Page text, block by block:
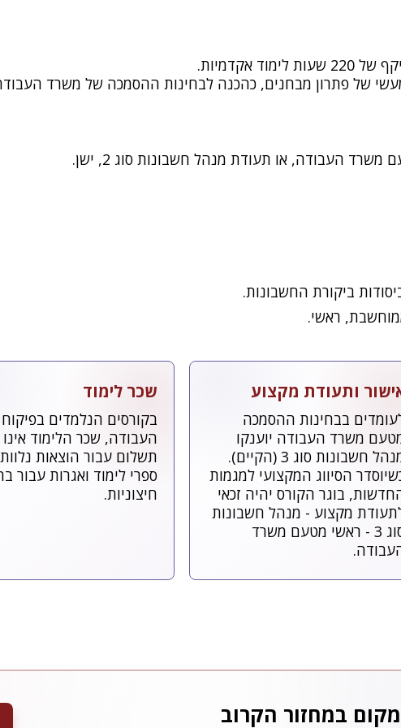
מעשי של פתרון מבחנים, כהכנה לבחינות ההסמכה של משרד
ביקורת החשבונות.
ראשי.
ותעודת מקצוע
בבחינות ההסמכה
משרד העבודה יוענקו
מנהל חשבונות סוג 3 (הקיים).
הסיווג המקצועי למגמות
בוגר הקורס יהיה זכאי
מקצוע - מנהל חשבונות
סוג 3 - ראשי מטעם משרד
שכר לימוד
בקורסים הנלמדים
העבודה, שכר הלימוד אינו
תשלום עבור הוצאות
ספרי לימוד ואגרות עבור
חיצוניות.
מקום במחזור הקרוב